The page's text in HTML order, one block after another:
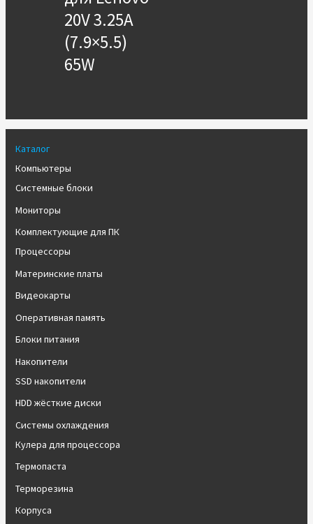
Каталог
Компьютеры
Системные блоки
Мониторы
Комплектующие для ПК
Процессоры
Материнские платы
Видеокарты
Оперативная память
Блоки питания
Накопители
SSD накопители
HDD жёсткие диски
Системы охлаждения
Кулера для процессора
Термопаста
Терморезина
Корпуса
20V 3.25A
(7.9×5.5)
65W